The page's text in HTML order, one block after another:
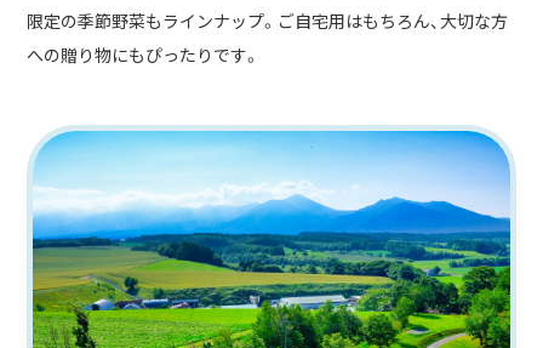
限定の季節野菜もラインナップ。ご自宅用はもちろん、大切な方
への贈り物にもぴったりです。